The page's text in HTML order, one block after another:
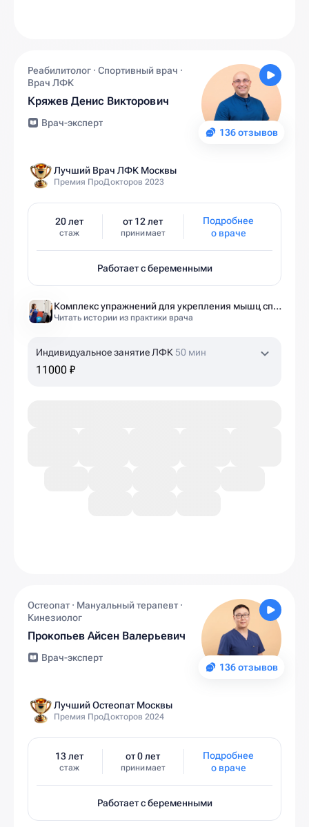
136 отзывов
Реабилитолог · Спортивный врач ·
Врач ЛФК
Кряжев Денис Викторович
Врач-эксперт
Лучший Врач ЛФК Москвы
Премия ПроДокторов 2023
20 лет
стаж
от 12 лет
принимает
Подробнее
о враче
Работает с беременными
Комплекс упражнений для укрепления мышц спины и позвоночника от экспертов Ист Клиники
Читать истории из практики врача
Индивидуальное занятие ЛФК 50 мин
11000 ₽
136 отзывов
Остеопат · Мануальный терапевт ·
Кинезиолог
Прокопьев Айсен Валерьевич
Врач-эксперт
Лучший Остеопат Москвы
Премия ПроДокторов 2024
13 лет
стаж
от 0 лет
принимает
Подробнее
о враче
Работает с беременными